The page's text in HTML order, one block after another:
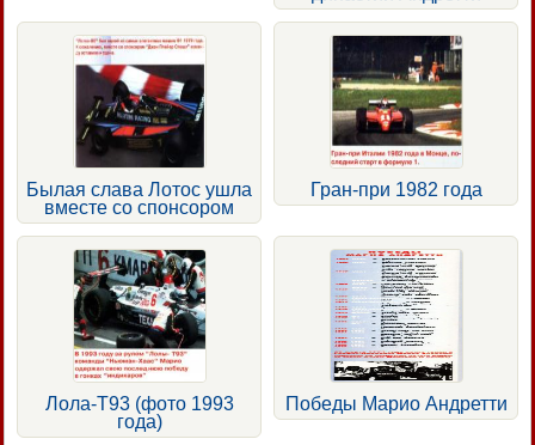
Былая слава Лотос ушла
вместе со спонсором
Гран-при 1982 года
Лола-Т93 (фото 1993
года)
Победы Марио Андретти